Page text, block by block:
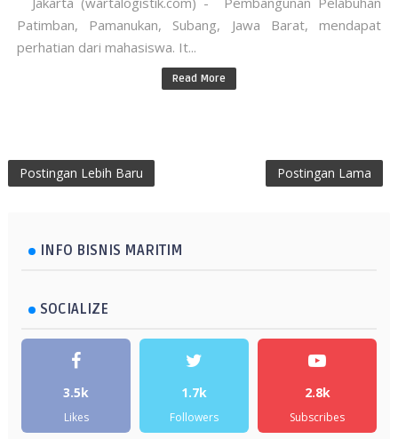
Patimban, Pamanukan, Subang, Jawa Barat, mendapat
perhatian dari mahasiswa. It...
Read More
Postingan Lebih Baru Postingan Lama
INFO BISNIS MARITIM
SOCIALIZE
3.5k
Likes
1.7k
Followers
2.8k
Subscribes